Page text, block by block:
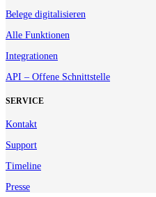
Belege digitalisieren
Alle Funktionen
Integrationen
API – Offene Schnittstelle
SERVICE
Kontakt
Support
Timeline
Presse